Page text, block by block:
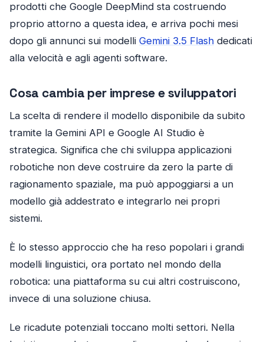
prodotti che Google DeepMind sta costruendo
proprio attorno a questa idea, e arriva pochi mesi
dopo gli annunci sui modelli Gemini 3.5 Flash dedicati
alla velocità e agli agenti software.
Cosa cambia per imprese e sviluppatori
La scelta di rendere il modello disponibile da subito
tramite la Gemini API e Google AI Studio è
strategica. Significa che chi sviluppa applicazioni
robotiche non deve costruire da zero la parte di
ragionamento spaziale, ma può appoggiarsi a un
modello già addestrato e integrarlo nei propri
sistemi.
È lo stesso approccio che ha reso popolari i grandi
modelli linguistici, ora portato nel mondo della
robotica: una piattaforma su cui altri costruiscono,
invece di una soluzione chiusa.
Le ricadute potenziali toccano molti settori. Nella